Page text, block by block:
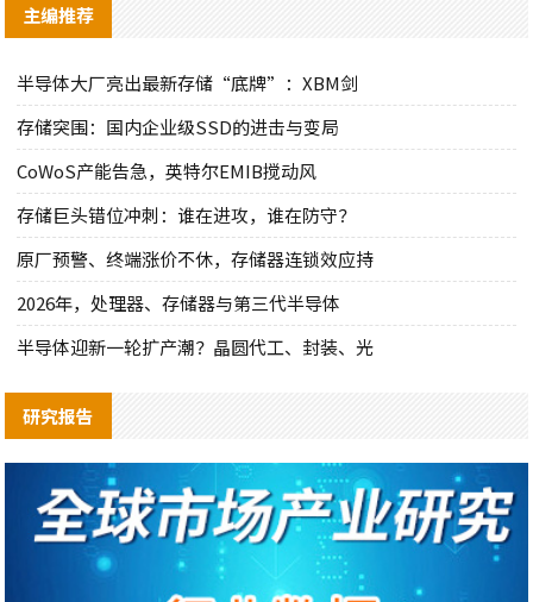
主编推荐
半导体大厂亮出最新存储“底牌”：XBM剑
存储突围：国内企业级SSD的进击与变局
CoWoS产能告急，英特尔EMIB搅动风
存储巨头错位冲刺：谁在进攻，谁在防守？
原厂预警、终端涨价不休，存储器连锁效应持
2026年，处理器、存储器与第三代半导体
半导体迎新一轮扩产潮？晶圆代工、封装、光
研究报告